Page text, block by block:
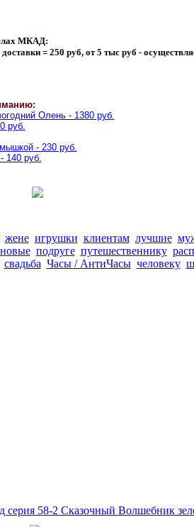
МКАД:
= 250 руб, от 5 тыс руб -
Олень - 1380 руб.
руб.
- 230 руб.
140 руб.
жене игрушки клиентам лучшие
новые подруге путешественнику
свадьба Часы / АнтиЧасы человеку
серия 58-2 Сказочный Волшебник